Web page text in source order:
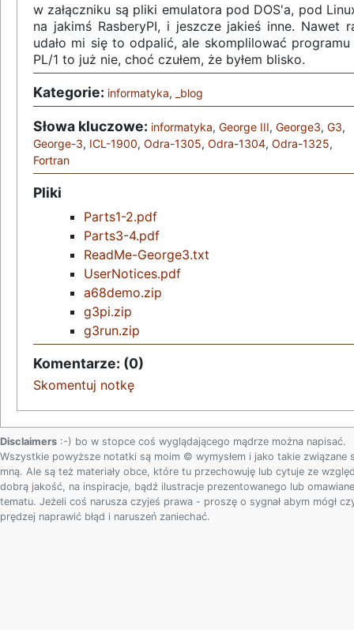
w załączniku są pliki emulatora pod DOS'a, pod
na jakimś RasberyPI, i jeszcze jakieś inne. Nawet
udało mi się to odpalić, ale skomplilować programu
PL/1 to już nie, choć czułem, że byłem blisko.
Kategorie: informatyka, _blog
Słowa kluczowe: informatyka, George III, George3, G3,
George-3, ICL-1900, Odra-1305, Odra-1304, Odra-1325,
Fortran
Pliki
Parts1-2.pdf
Parts3-4.pdf
ReadMe-George3.txt
UserNotices.pdf
a68demo.zip
g3pi.zip
g3run.zip
Komentarze: (0)
Skomentuj notkę
Disclaimers :-) bo w stopce coś wyglądającego mądrze można napisać.
Wszystkie powyższe notatki są moim © wymysłem i jako takie związane
mną. Ale są też materiały obce, które tu przechowuję lub cytuje ze
dobrą jakość, na inspiracje, bądź ilustracje prezentowanego lub
tematu. Jeżeli coś narusza czyjeś prawa - proszę o sygnał abym mógł
prędzej naprawić błąd i naruszeń zaniechać.